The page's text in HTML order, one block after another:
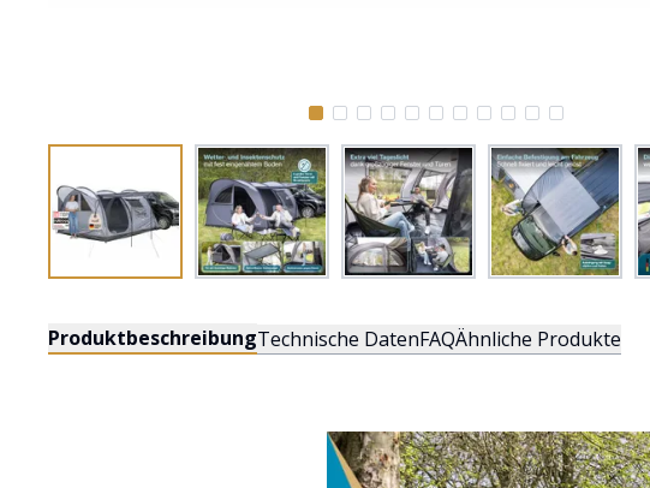
ProduktbeschreibungTechnische DatenFAQÄhnliche Produkte